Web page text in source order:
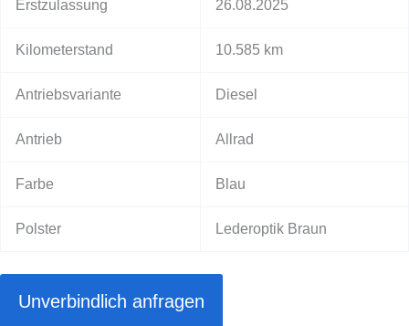
Erstzulassung 26.08.2025
Kilometerstand 10.585 km
Antriebsvariante Diesel
Antrieb Allrad
Farbe Blau
Polster Lederoptik Braun
Unverbindlich anfragen